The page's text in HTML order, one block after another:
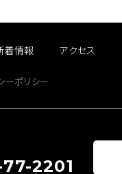
着情報 アクセス
ーポリシー
2201